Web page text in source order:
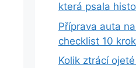
která psala
Příprava auta
checklist 10
Kolik ztrácí